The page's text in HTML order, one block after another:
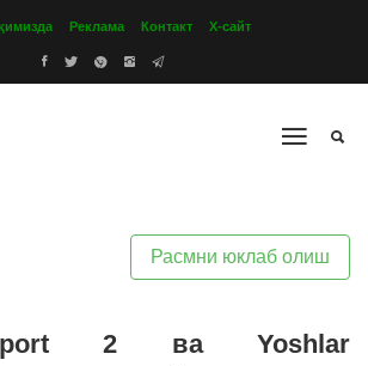
Реклама Контакт Х-сайт
Расмни юклаб олиш
2 ва Yoshlar